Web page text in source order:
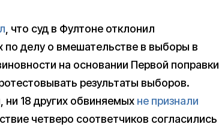
, что суд в Фултоне отклонил
по делу о вмешательстве в выборы в
на основании Первой поправки
результаты выборов.
ни 18 других обвиняемых не признали
четверо соответчиков согласились